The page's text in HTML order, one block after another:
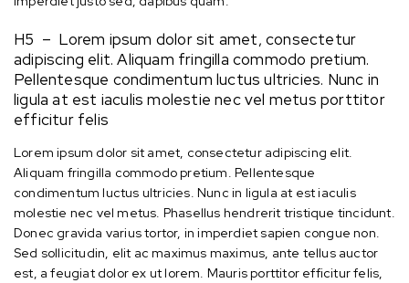
H5 – Lorem ipsum dolor sit amet, consectetur
adipiscing elit. Aliquam fringilla commodo pretium.
Pellentesque condimentum luctus ultricies. Nunc in
ligula at est iaculis molestie nec vel metus porttitor
efficitur felis
Lorem ipsum dolor sit amet, consectetur adipiscing elit.
Aliquam fringilla commodo pretium. Pellentesque
condimentum luctus ultricies. Nunc in ligula at est iaculis
molestie nec vel metus. Phasellus hendrerit tristique tincidunt.
Donec gravida varius tortor, in imperdiet sapien congue non.
Sed sollicitudin, elit ac maximus maximus, ante tellus auctor
est, a feugiat dolor ex ut lorem. Mauris porttitor efficitur felis,